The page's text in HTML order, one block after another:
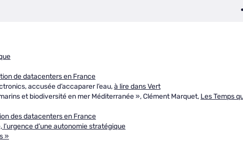
de datacenters en France
accusée d’accaparer l’eau,à lire dans Vert
et biodiversité en mer Méditerranée », Clément Marquet, Les Temps
des datacenters en France
d’une autonomie stratégique
»